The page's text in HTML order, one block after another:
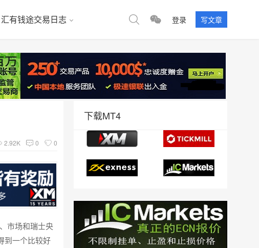
汇有钱途交易日志 登录 写文章
2.92K 0 0
市场和瑞士央
到一个比较好
下载MT4